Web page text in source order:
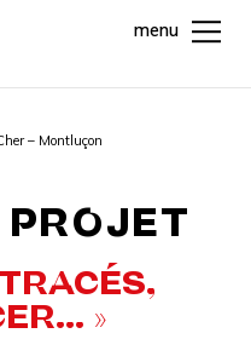
menu
– Montluçon
»